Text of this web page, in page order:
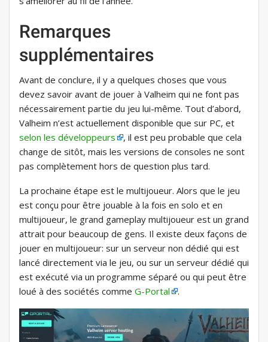
Remarques
supplémentaires
Avant de conclure, il y a quelques choses que vous
devez savoir avant de jouer à Valheim qui ne font pas
nécessairement partie du jeu lui-même. Tout d’abord,
Valheim n’est actuellement disponible que sur PC, et
selon les développeurs
, il est peu probable que cela
change de sitôt, mais les versions de consoles ne sont
pas complètement hors de question plus tard.
La prochaine étape est le multijoueur. Alors que le jeu
est conçu pour être jouable à la fois en solo et en
multijoueur, le grand gameplay multijoueur est un grand
attrait pour beaucoup de gens. Il existe deux façons de
jouer en multijoueur: sur un serveur non dédié qui est
lancé directement via le jeu, ou sur un serveur dédié qui
est exécuté via un programme séparé ou qui peut être
loué à des sociétés comme G-Portal .